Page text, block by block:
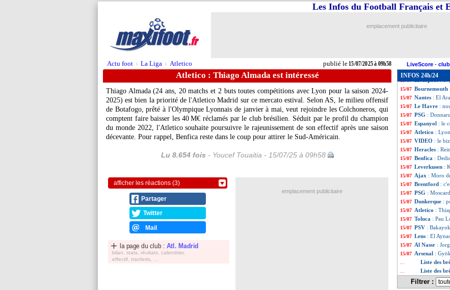
Actu foot > La Liga > Atletico publié le15/07/2025 à 09h58
Les Infos du Football Français et
emplacement publicitaire
LiveScore -
Atletico : Thiago Almada est intéressé
Thiago Almada(24 ans, 20 matchs et 2 buts toutes compétitions avec Lyon pour la saison 2024-
2025) est bien la priorité de l'Atletico Madrid sur ce mercato estival. Selon AS, le milieu offensif
de Botafogo, prêté à l'Olympique Lyonnais de janvier à mai, veut rejoindre les Colchoneros, qui
comptent faire baisser les 40 M€ réclamés par le club brésilien. Séduit par le profil du champion
du monde 2022, l'Atletico souhaite poursuivre le rajeunissement de son effectif après une saison
décevante. Pour rappel, Benfica reste dans le coup pour attirer le Sud-Américain.
Lu 8.654 fois - Youcef Touaitia - 15/07/25 à 09h58
afficher les réactions (3)
Partager
Twitter
Mail
la page du club : Atl. Madrid
bilan, stats, réultats, calendrier,
effectif, tranferts, ...
INFOS 24h/24
15/07 Palmeiras:
15/07 Burnley :
15/07 Real
15/07 Aston Villa:
15/07 Liverpool:
:
15/07 Bournemouth
15/07 Nantes : El
15/07 Le Havre :
15/07 PSG :
15/07 Espanyol : le
15/07 Atletico :
15/07 VIDEO : le
15/07 Heracles :
15/07 Benfica :
15/07 Leverkusen :
15/07 Ajax : Moro
15/07 Brentford :
15/07 PSG :
15/07 Dunkerque :
15/07 Atletico :
15/07 Toluca : Pau
15/07 PSV :
15/07 Lens : El
15/07 Al Nassr :
15/07 Arsenal :
Liste des
Liste des
Filtrer :
emplacement publicitaire